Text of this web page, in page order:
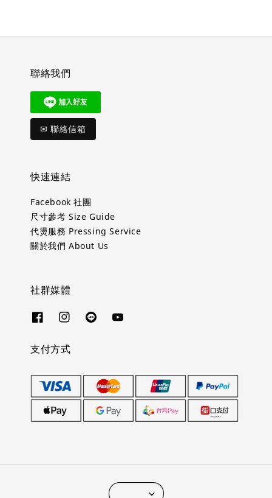
聯絡我們
✉ 聯絡信箱
快速連結
Facebook 社團
尺寸參考 Size Guide
代燙服務 Pressing Service
關於我們 About Us
社群媒體
支付方式